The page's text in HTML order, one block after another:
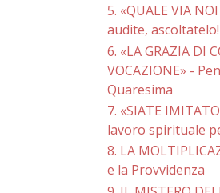
5. «QUALE VIA
audite, ascoltatelo!
6. «LA GRAZIA DI
VOCAZIONE» -
Quaresima
7. «SIATE
lavoro spirituale
8. LA
e la Provvidenza